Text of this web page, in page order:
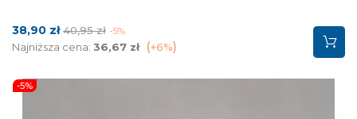
Cena
38,90 zł Cena
podstawowa
40,95 zł -5%
Najniższa cena: 36,67 zł +6%
-5%